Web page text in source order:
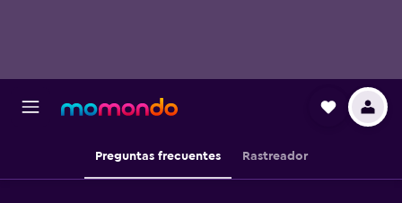
Preguntas frecuentes Rastreador